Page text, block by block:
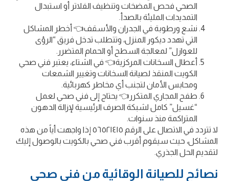
الصحي فحص المضخات وتنظيف الفلاتر أو استبدال
التمديدات المليئة بالصدأ.
نشع ورطوبة في الجدران والأسقف👈 أخطر المشاكل
التي تهدد ديكور المنزل، وتتطلب تدخل فريق “الرؤى
للعوازل” لمعالجة السطح أو الحمام المتضرر.
أعطال السخانات المركزية👈 في الشتاء، يعتبر فني صحي
الكويت المنقذ لصيانة السخانات وتغيير الشمعات
ومحابس الأمان لتجنب أي مخاطر كهربائية.
طفح المجاري المتكرر👈 يحتاج إلى فني صحي لعمل
“غسيل” كامل لشبكة الصرف الرئيسية لإزالة الدهون
المتراكمة منذ سنوات.
لا تتردد في الاتصال على الرقم ٥٦٥٢١٤١٥ إذا واجهت أياً من هذه
المشاكل، حيث سيقوم أقرب فني صحي بالكويت بالوصول إليك
لتقديم الحل الجذري.
نصائح للصيانة الوقائية من فني صحي